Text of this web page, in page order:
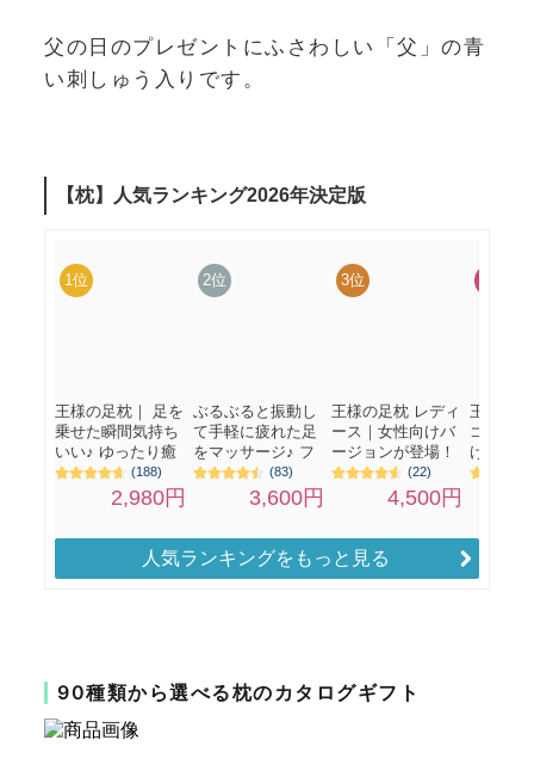
父の日のプレゼントにふさわしい「父」の青
い刺しゅう入りです。
人気ランキングをもっと見る
90種類から選べる枕のカタログギフト